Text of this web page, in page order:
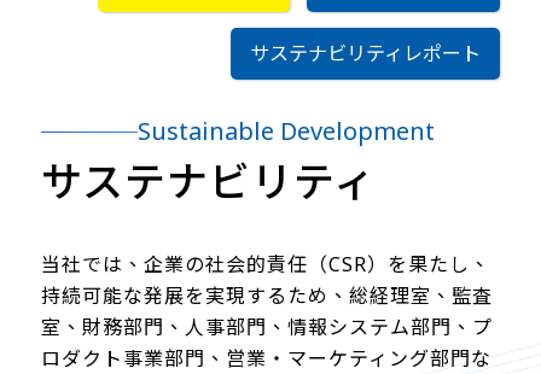
サステナビリティレポート
Sustainable Development
サステナビリティ
当社では、企業の社会的責任（CSR）を果たし、
持続可能な発展を実現するため、総経理室、監査
室、財務部門、人事部門、情報システム部門、プ
ロダクト事業部門、営業・マーケティング部門な